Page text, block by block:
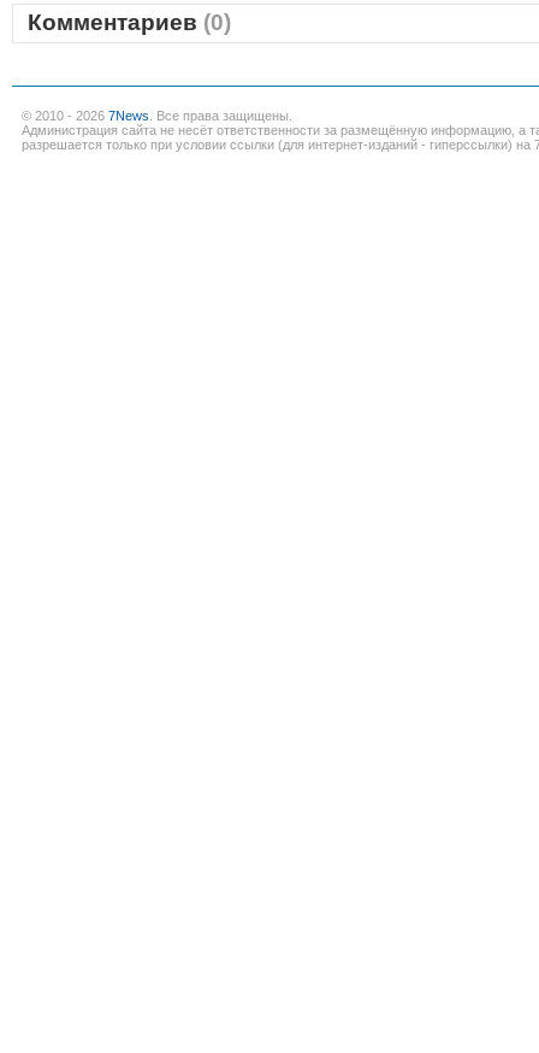
Комментариев (0)
© 2010 - 2026 7News . Все права защищены.
Администрация сайта не несёт ответственности за размещённую информацию, а
разрешается только при условии ссылки (для интернет-изданий - гиперссылки) на